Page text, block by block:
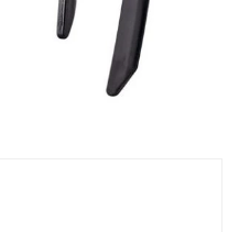
этого же набора